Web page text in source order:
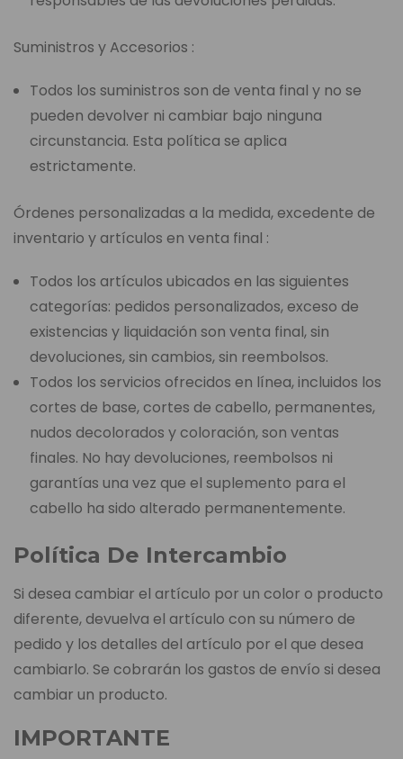
Suministros y Accesorios :
Todos los suministros son de venta final y no se
pueden devolver ni cambiar bajo ninguna
circunstancia. Esta política se aplica
estrictamente.
Órdenes personalizadas a la medida, excedente de
inventario y artículos en venta final :
Todos los artículos ubicados en las siguientes
categorías: pedidos personalizados, exceso de
existencias y liquidación son venta final, sin
devoluciones, sin cambios, sin reembolsos.
Todos los servicios ofrecidos en línea, incluidos los
cortes de base, cortes de cabello, permanentes,
nudos decolorados y coloración, son ventas
finales. No hay devoluciones, reembolsos ni
garantías una vez que el suplemento para el
cabello ha sido alterado permanentemente.
Política De Intercambio
Si desea cambiar el artículo por un color o producto
diferente, devuelva el artículo con su número de
pedido y los detalles del artículo por el que desea
cambiarlo. Se cobrarán los gastos de envío si desea
cambiar un producto.
IMPORTANTE